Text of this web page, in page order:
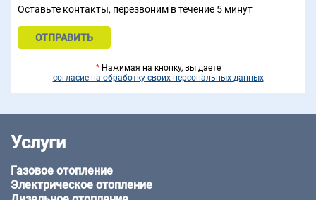
Оставьте контакты, перезвоним в течение 5 минут
*Нажимая на кнопку, вы даете
согласие на обработку своих персональных данных
Услуги
Газовое отопление
Электрическое отопление